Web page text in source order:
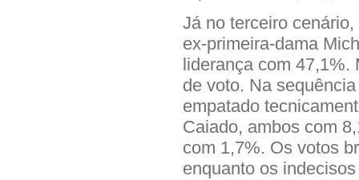
Já no terceiro
ex-primeira-dama
liderança com 47,1%.
de voto. Na
empatado
Caiado, ambos com
com 1,7%. Os votos
enquanto os